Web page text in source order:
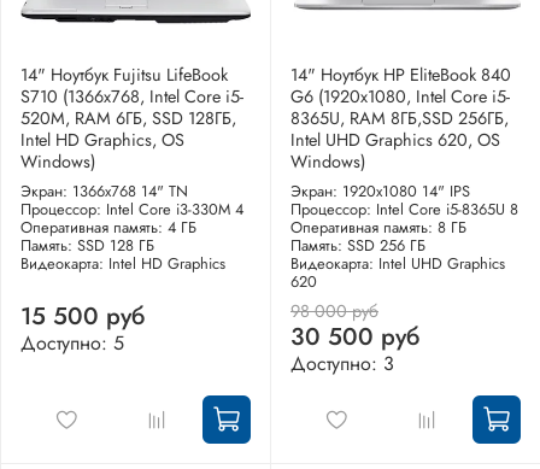
14" Ноутбук Fujitsu LifeBook
S710 (1366x768, Intel Core i5-
520M, RAM 6ГБ, SSD 128ГБ,
Intel HD Graphics, OS
Windows)
Экран: 1366x768 14" TN
Процессор: Intel Core i3-330M 4
Оперативная память: 4 ГБ
Память: SSD 128 ГБ
Видеокарта: Intel HD Graphics
15 500 руб
Доступно: 5
14" Ноутбук HP EliteBook 840
G6 (1920x1080, Intel Core i5-
8365U, RAM 8ГБ,SSD 256ГБ,
Intel UHD Graphics 620, OS
Windows)
Экран: 1920x1080 14" IPS
Процессор: Intel Core i5-8365U 8
Оперативная память: 8 ГБ
Память: SSD 256 ГБ
Видеокарта: Intel UHD Graphics
620
98 000 руб
30 500 руб
Доступно: 3